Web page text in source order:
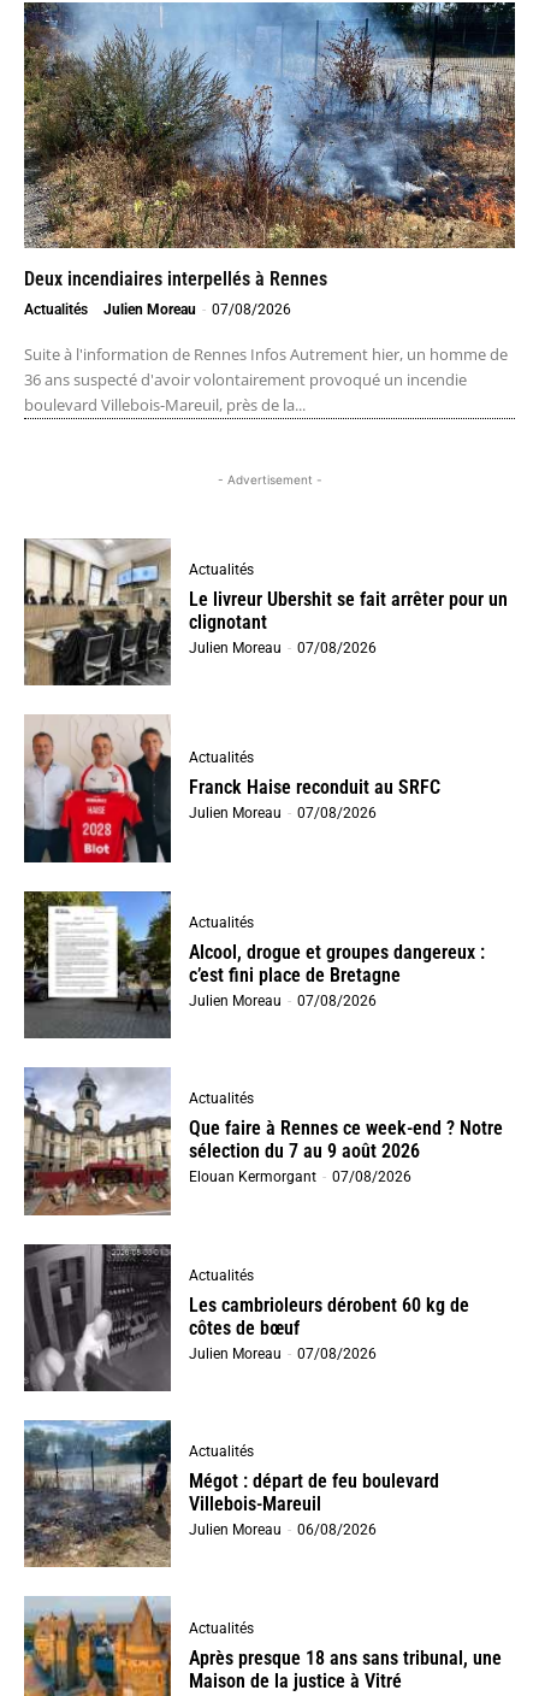
Deux incendiaires interpellés à Rennes
Actualités Julien Moreau - 07/08/2026
Suite à l'information de Rennes Infos Autrement hier, un homme de
36 ans suspecté d'avoir volontairement provoqué un incendie
boulevard Villebois-Mareuil, près de la...
- Advertisement -
Actualités
Le livreur Ubershit se fait arrêter pour un
clignotant
Julien Moreau - 07/08/2026
Actualités
Franck Haise reconduit au SRFC
Julien Moreau - 07/08/2026
Actualités
Alcool, drogue et groupes dangereux :
c’est fini place de Bretagne
Julien Moreau - 07/08/2026
Actualités
Que faire à Rennes ce week-end ? Notre
sélection du 7 au 9 août 2026
Elouan Kermorgant - 07/08/2026
Actualités
Les cambrioleurs dérobent 60 kg de
côtes de bœuf
Julien Moreau - 07/08/2026
Actualités
Mégot : départ de feu boulevard
Villebois-Mareuil
Julien Moreau - 06/08/2026
Actualités
Après presque 18 ans sans tribunal, une
Maison de la justice à Vitré